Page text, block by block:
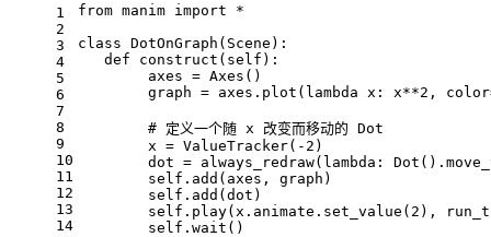
1
2
3
4
5
6
7
8
9
10
11
12
13
14
from manim import *
class DotOnGraph(Scene):
   def construct(self):
        axes = Axes()
graph = axes.plot(lambda x: x**2,
        # 定义一个随 x 改变而移动的 Dot
        x = ValueTracker(-2)
dot = always_redraw(lambda:
        self.add(axes, graph)
        self.add(dot)
self.play(x.animate.set_value(2),
        self.wait()